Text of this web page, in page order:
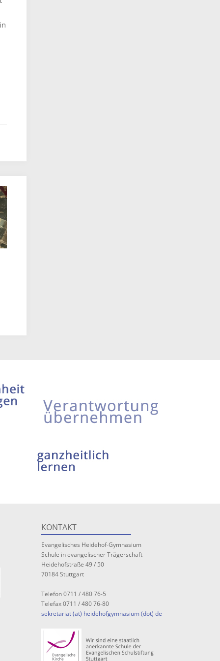
KONTAKT
Evangelisches Heidehof-Gymnasium
Schule in evangelischer Trägerschaft
Heidehofstraße 49 / 50
70184 Stuttgart
Telefon 0711 / 480 76-5
Telefax 0711 / 480 76-80
sekretariat (at) heidehofgymnasium (dot) de